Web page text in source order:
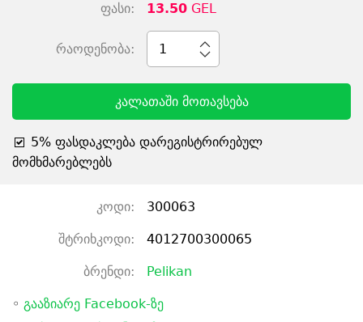
ფასი: 13.50GEL
რაოდენობა: 1
კალათაში მოთავსება
5% ფასდაკლება დარეგისტრირებულ
მომხმარებლებს
კოდი: 300063
შტრიხკოდი: 4012700300065
ბრენდი: Pelikan
◦ გააზიარე Facebook-ზე